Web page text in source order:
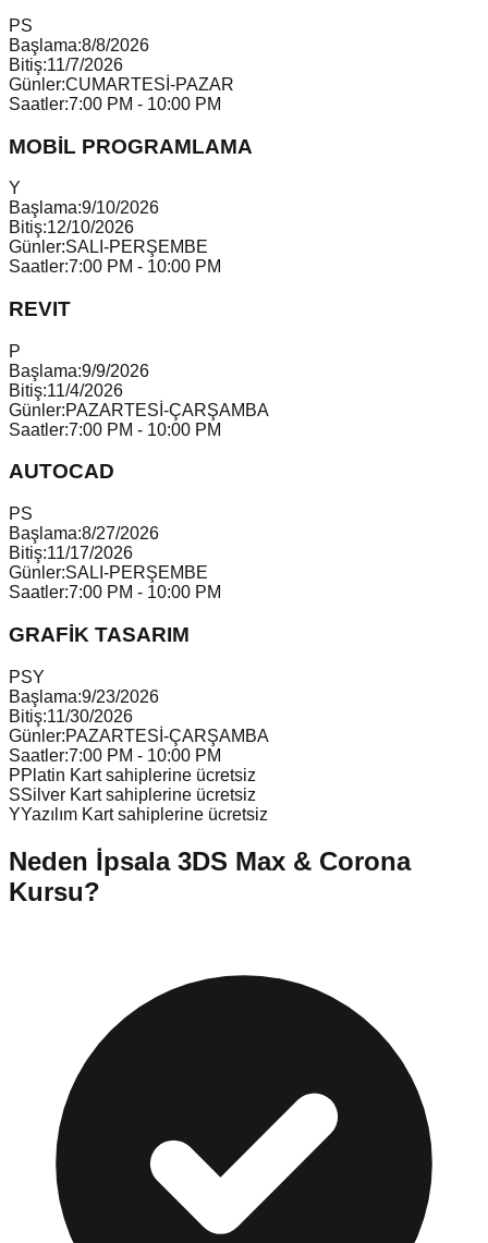
PS
Başlama:8/8/2026
Bitiş:11/7/2026
Günler:CUMARTESİ-PAZAR
Saatler:7:00 PM - 10:00 PM
MOBİL PROGRAMLAMA
Y
Başlama:9/10/2026
Bitiş:12/10/2026
Günler:SALI-PERŞEMBE
Saatler:7:00 PM - 10:00 PM
REVIT
P
Başlama:9/9/2026
Bitiş:11/4/2026
Günler:PAZARTESİ-ÇARŞAMBA
Saatler:7:00 PM - 10:00 PM
AUTOCAD
PS
Başlama:8/27/2026
Bitiş:11/17/2026
Günler:SALI-PERŞEMBE
Saatler:7:00 PM - 10:00 PM
GRAFİK TASARIM
PSY
Başlama:9/23/2026
Bitiş:11/30/2026
Günler:PAZARTESİ-ÇARŞAMBA
Saatler:7:00 PM - 10:00 PM
PPlatin Kart sahiplerine ücretsiz
SSilver Kart sahiplerine ücretsiz
YYazılım Kart sahiplerine ücretsiz
Neden İpsala 3DS Max & Corona
Kursu?